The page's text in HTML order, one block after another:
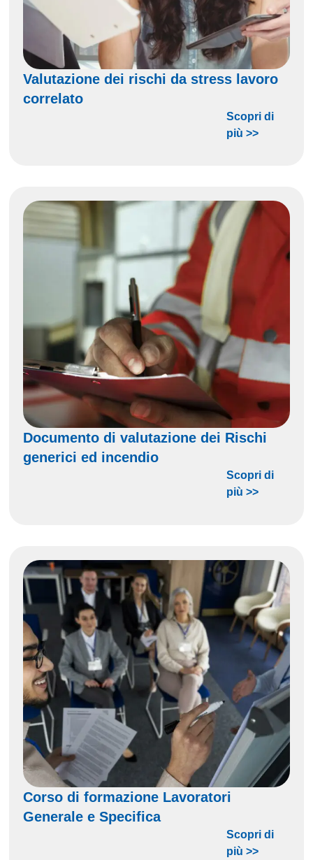
Valutazione dei rischi da stress lavoro
correlato
Scopri di
più >>
Documento di valutazione dei Rischi
generici ed incendio
Scopri di
più >>
Corso di formazione Lavoratori
Generale e Specifica
Scopri di
più >>